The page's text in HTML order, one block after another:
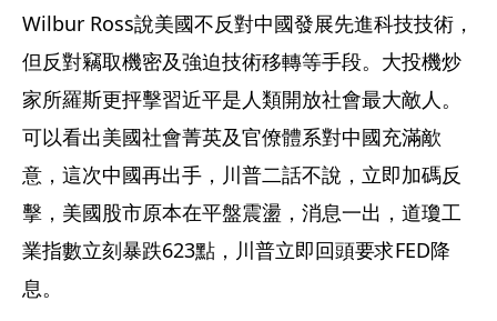
Wilbur Ross說美國不反對中國發展先進科技技術，
但反對竊取機密及強迫技術移轉等手段。大投機炒
家所羅斯更抨擊習近平是人類開放社會最大敵人。
可以看出美國社會菁英及官僚體系對中國充滿歒
意，這次中國再出手，川普二話不說，立即加碼反
擊，美國股市原本在平盤震盪，消息一出，道瓊工
業指數立刻暴跌623點，川普立即回頭要求FED降
息。